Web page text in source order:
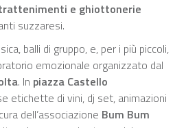
e ghiottonerie
suzzaresi.
balli di gruppo, e, per i più piccoli,
emozionale organizzato dal
. In piazza Castello
etichette di vini, dj set, animazioni
dell’associazione Bum Bum